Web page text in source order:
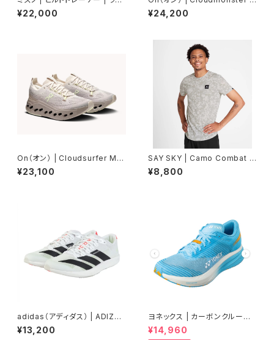
トグリーン×ネイビー | Unisex
¥22,000
| White/White | Women
¥24,200
On（オン） | Cloudsurfer Ma
x | Pelican/Limelight | Wo
men
¥23,100
SAY SKY | Camo Combat T
¥8,800
adidas（アディダス） | ADIZER
O RC 6 |
¥13,200
ヨネックス | カーボンクルーズ
エアラス | セルリアンブルー |
Women
¥14,960